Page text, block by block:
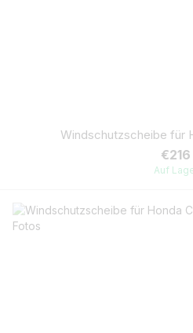
Windschutzscheibe für
€216
Auf